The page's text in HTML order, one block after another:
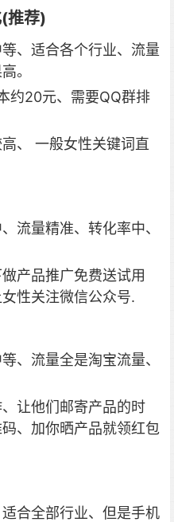
推荐)
、适合各个行业、流量
。
约20元、需要QQ群排
、 一般女性关键词直
流量精准、转化率中、
产品推广免费送试用
性关注微信公众号.
、流量全是淘宝流量、
让他们邮寄产品的时
、加你晒产品就领红包
合全部行业、但是手机